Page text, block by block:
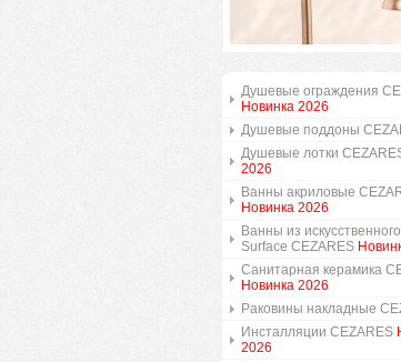
Душевые ограждения
Новинка 2026
Душевые поддоны
Душевые лотки
2026
Ванны акриловые
Новинка 2026
Ванны из
Surface CEZARES
Санитарная керамика
Новинка 2026
Раковины накладные
Инсталляции CEZARES
2026